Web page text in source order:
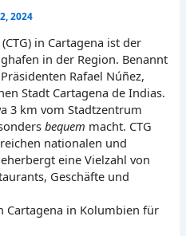
2024
in Cartagena ist der
in der Region. Benannt
Rafael Núñez,
Stadt Cartagena de Indias.
3 km vom Stadtzentrum
bequem macht. CTG
nationalen und
eine Vielzahl von
Geschäfte und
Cartagena in Kolumbien für